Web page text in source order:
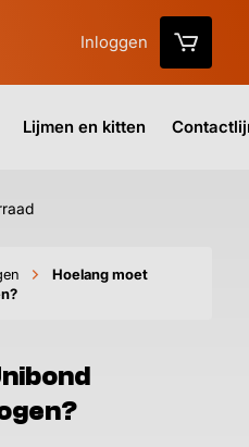
Inloggen
Lijmen en kitten
Hoelang moet